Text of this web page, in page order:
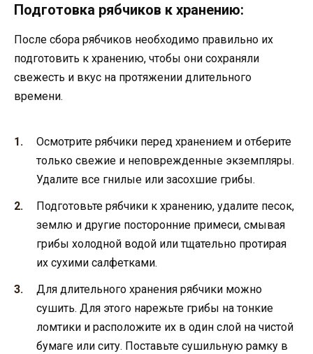
Подготовка рябчиков к хранению:
После сбора рябчиков необходимо правильно их
подготовить к хранению, чтобы они сохраняли
свежесть и вкус на протяжении длительного
времени.
Осмотрите рябчики перед хранением и отберите
только свежие и неповрежденные экземпляры.
Удалите все гнилые или засохшие грибы.
Подготовьте рябчики к хранению, удалите песок,
землю и другие посторонние примеси, смывая
грибы холодной водой или тщательно протирая
их сухими салфетками.
Для длительного хранения рябчики можно
сушить. Для этого нарежьте грибы на тонкие
ломтики и расположите их в один слой на чистой
бумаге или ситу. Поставьте сушильную рамку в